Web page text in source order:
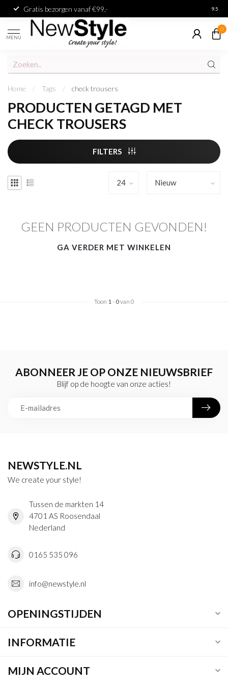
Gratis bezorgen vanaf €99,- 9.5
MENU
0
Home / Tags / check trousers
PRODUCTEN GETAGD MET
CHECK TROUSERS
FILTERS
GEEN PRODUCTEN GEVONDEN!
GA VERDER MET WINKELEN
Toon 1- 0van 0
ABONNEER JE OP ONZE NIEUWSBRIEF
Blijf op de hoogte van onze acties!
NEWSTYLE.NL
We create your style!
Tussen de markten 14
4701 AS Roosendaal
Nederland
0165 535 096
info@newstyle.nl
OPENINGSTIJDEN
INFORMATIE
MIJN ACCOUNT